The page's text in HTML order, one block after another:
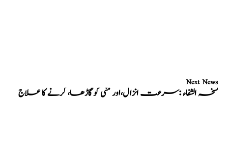
Next News
نسخہ الشفاء :سرعت انزال،اور منی کو گاڑھا، کرنے کا علاج